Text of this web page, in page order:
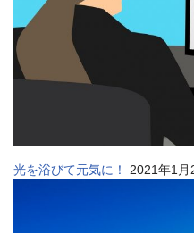
光を浴びて元気に！ 2021年1月